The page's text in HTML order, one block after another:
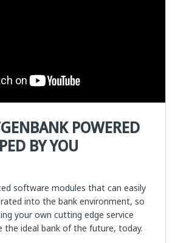
POWERED
BY YOU
software modules that can easily
into the bank environment, so
your own cutting edge service
the ideal bank of the future, today.